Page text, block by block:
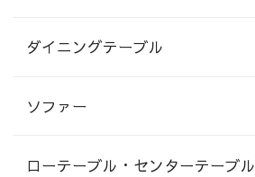
ダイニングテーブル
ソファー
ローテーブル・センターテーブル